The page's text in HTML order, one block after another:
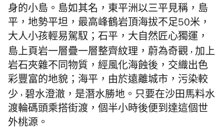
身的小島。島如其名，東平洲以三平見稱，島
平，地勢平坦，最高峰鶴岩頂海拔不足50米，
大人小孩輕易駕馭；石平，大自然匠心獨運，
島上頁岩一層疊一層整齊紋理，蔚為奇觀 ， 加上
岩石夾雜不同物質，經風化海蝕後，交織出色
彩豐富的地貌；海平，由於遠離城市，污染較
少 ， 碧水澄澈，是潛水勝地。只要在沙田馬料水
渡輪碼頭乘搭街渡，個半小時後便到達這個世
外桃源。